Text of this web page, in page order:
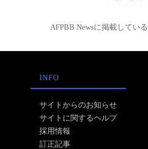
AFPBB Newsに掲載してい
INFO
サイトからのお知らせ
サイトに関するヘルプ
採用情報
訂正記事